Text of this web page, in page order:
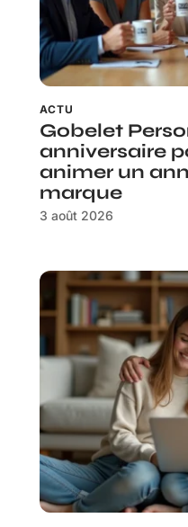
ACTU
Gobelet
anniversaire
animer un
marque
3 août 2026